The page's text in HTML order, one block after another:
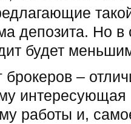
депозита. Но в
будет
–
работы и,